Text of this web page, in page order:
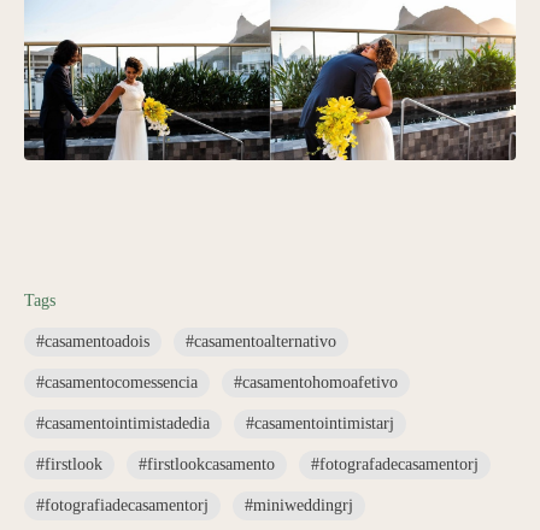
Tags
#casamentoadois #casamentoalternativo
#casamentocomessencia #casamentohomoafetivo
#casamentointimistadedia #casamentointimistarj
#firstlook #firstlookcasamento #fotografadecasamentorj
#fotografiadecasamentorj #miniweddingrj